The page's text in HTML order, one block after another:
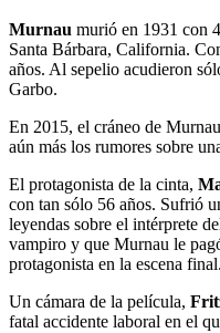
Murnau murió en 1931 con
Santa Bárbara, California.
años. Al sepelio acudieron
Garbo.
En 2015, el cráneo de
aún más los rumores sobre
El protagonista de la cinta,
con tan sólo 56 años. Sufrió
leyendas sobre el intérprete
vampiro y que Murnau le
protagonista en la escena final.
Un cámara de la película,
fatal accidente laboral en el